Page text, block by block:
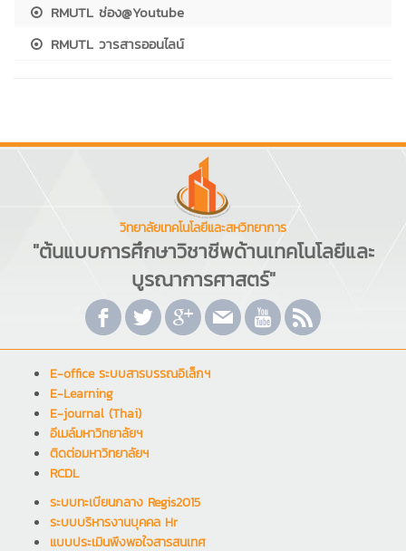
RMUTL ช่อง@Youtube
RMUTL วารสารออนไลน์
วิทยาลัยเทคโนโลยีและสหวิทยาการ
"ต้นแบบการศึกษาวิชาชีพด้านเทคโนโลยีและ
บูรณาการศาสตร์"
E-office ระบบสารบรรณอิเล็กฯ
E-Learning
E-journal (Thai)
อีเมล์มหาวิทยาลัยฯ
ติดต่อมหาวิทยาลัยฯ
RCDL
ระบบทะเบียนกลาง Regis2015
ระบบบริหารงานบุคคล Hr
แบบประเมินพึงพอใจสารสนเทศ